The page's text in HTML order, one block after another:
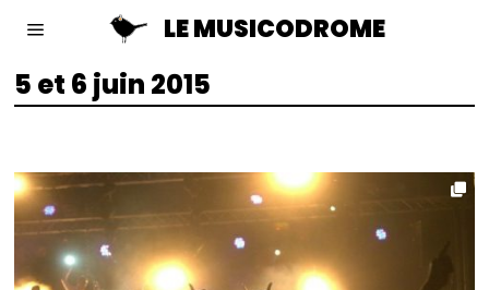
LE MUSICODROME
5 et 6 juin 2015